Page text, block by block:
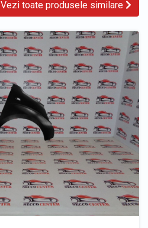
Vezi toate produsele similare